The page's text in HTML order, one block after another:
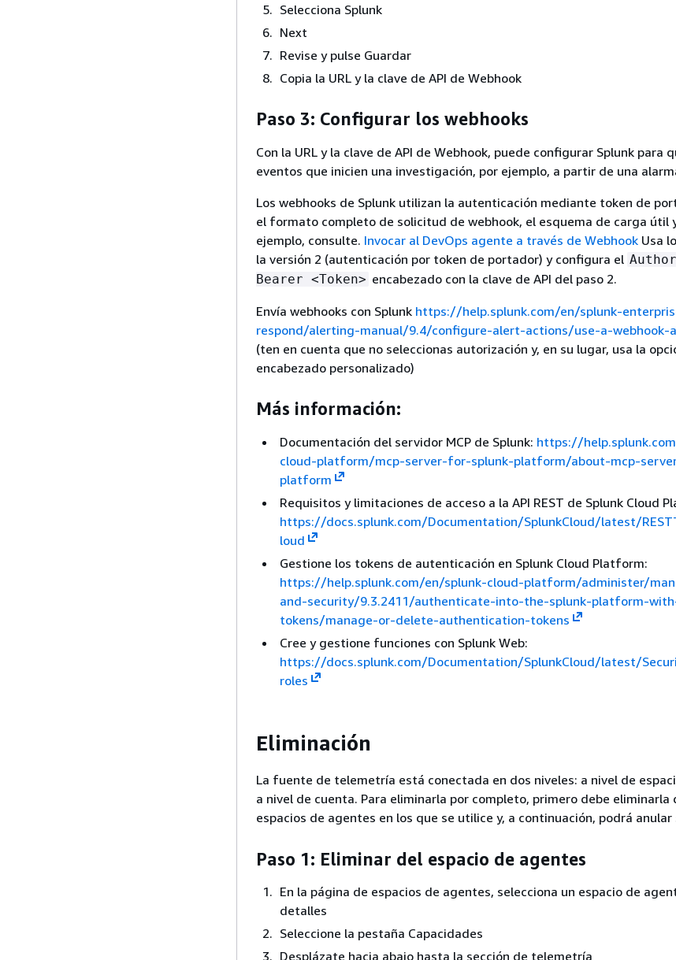
Selecciona Splunk
Next
Revise y pulse Guardar
Copia la URL y la clave de API de Webhook
Paso 3: Configurar los webhooks
Con la URL y la clave de API de Webhook, puede configurar Splunk para
eventos que inicien una investigación, por ejemplo, a partir de una
Los webhooks de Splunk utilizan la autenticación mediante token de
el formato completo de solicitud de webhook, el esquema de carga útil
ejemplo, consulte. Invocar al DevOps agente a través de Webhook Usa
la versión 2 (autenticación por token de portador) y configura el
Bearer <Token> encabezado con la clave de API del paso 2.
Envía webhooks con Splunk https://help.splunk.com/en/splunk-
respond/alerting-manual/9.4/configure-alert-actions/use-a-webhook-
(ten en cuenta que no seleccionas autorización y, en su lugar, usa la
encabezado personalizado)
Más información:
Documentación del servidor MCP de Splunk: https://
cloud-platform/mcp-server-for-splunk-platform/about-mcp-
platform
Requisitos y limitaciones de acceso a la API REST de Splunk Cloud
https://docs.splunk.com/Documentation/SplunkCloud/latest/
loud
Gestione los tokens de autenticación en Splunk Cloud Platform:
https://help.splunk.com/en/splunk-cloud-platform/administer/
and-security/9.3.2411/authenticate-into-the-splunk-platform-
tokens/manage-or-delete-authentication-tokens
Cree y gestione funciones con Splunk Web:
https://docs.splunk.com/Documentation/SplunkCloud/latest/
roles
Eliminación
La fuente de telemetría está conectada en dos niveles: a nivel de
a nivel de cuenta. Para eliminarla por completo, primero debe eliminarla
espacios de agentes en los que se utilice y, a continuación, podrá
Paso 1: Eliminar del espacio de agentes
En la página de espacios de agentes, selecciona un espacio de
detalles
Seleccione la pestaña Capacidades
Desplázate hacia abajo hasta la sección de telemetría